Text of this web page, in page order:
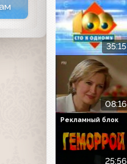
35:15
08:16
25:56
Рекламный блок